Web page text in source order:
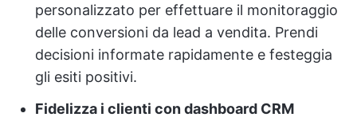
personalizzato per effettuare il monitoraggio
delle conversioni da lead a vendita. Prendi
decisioni informate rapidamente e festeggia
gli esiti positivi.
Fidelizza i clienti con dashboard CRM